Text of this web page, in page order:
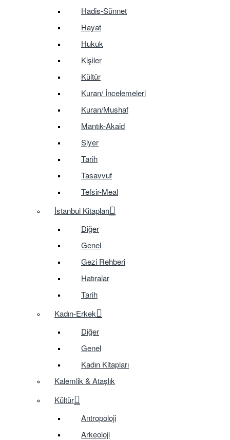
Hadis-Sünnet
Hayat
Hukuk
Kişiler
Kültür
Kuran/ İncelemeleri
Kuran/Mushaf
Mantık-Akaid
Siyer
Tarih
Tasavvuf
Tefsir-Meal
İstanbul Kitapları
Diğer
Genel
Gezi Rehberi
Hatıralar
Tarih
Kadın-Erkek
Diğer
Genel
Kadın Kitapları
Kalemlik & Ataşlık
Kültür
Antropoloji
Arkeoloji